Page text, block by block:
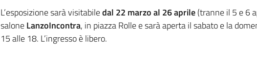
L’esposizione sarà visitabiledal 22 marzo al 26 aprile(tranne il 5 e 6
saloneLanzoIncontra, in piazza Rolle e sarà aperta il sabato e la
15 alle 18. L’ingresso è libero.